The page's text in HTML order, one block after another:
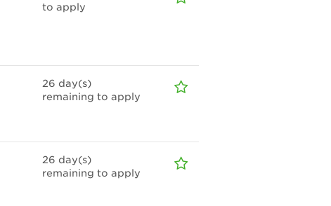
to apply
26 day(s)
remaining to apply
26 day(s)
remaining to apply